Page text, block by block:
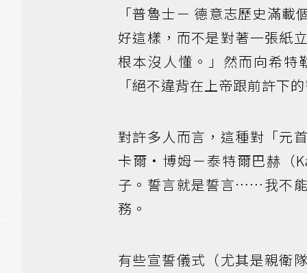
「普魯士－ 德意志歷史滿
好這樣，而不是對著一張紙
根本沒人懂。」然而向希特
「絕不違背在上帝跟前許下
對許多人而言，這種對「元
卡爾·博姆－泰特爾巴赫（
子。誓言就是誓言……我不
務。
有些宣誓儀式（尤其是親衛